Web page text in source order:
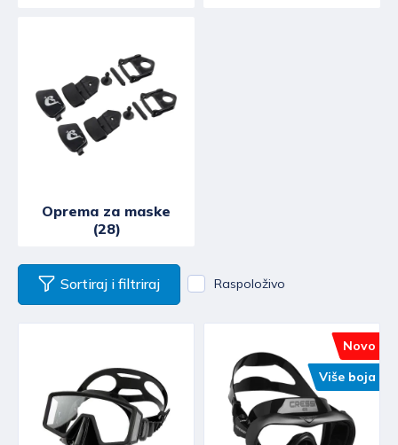
Oprema za maske
(28)
Sortiraj i filtriraj Raspoloživo
Novo
Više boja